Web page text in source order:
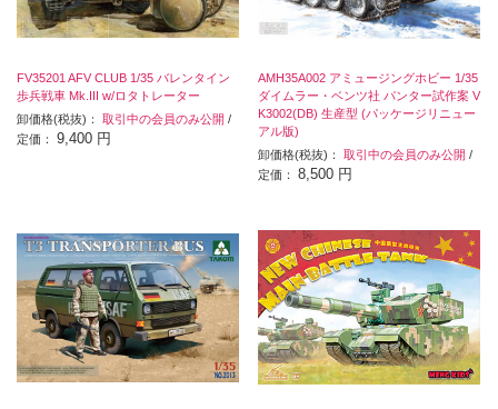
FV35201 AFV CLUB 1/35 バレンタイン
歩兵戦車 Mk.III w/ロタトレーター
卸価格(税抜)： 取引中の会員のみ公開 /
定価： 9,400 円
AMH35A002 アミュージングホビー 1/35
ダイムラー・ベンツ社 パンター試作案 V
K3002(DB) 生産型 (パッケージリニュー
アル版)
卸価格(税抜)：取引中の会員のみ公開 /
定価：8,500 円